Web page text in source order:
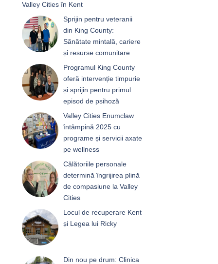
Valley Cities în Kent
Sprijin pentru veteranii
din King County:
Sănătate mintală, cariere
și resurse comunitare
Programul King County
oferă intervenție timpurie
și sprijin pentru primul
episod de psihoză
Valley Cities Enumclaw
întâmpină 2025 cu
programe și servicii axate
pe wellness
Călătoriile personale
determină îngrijirea plină
de compasiune la Valley
Cities
Locul de recuperare Kent
și Legea lui Ricky
Din nou pe drum: Clinica